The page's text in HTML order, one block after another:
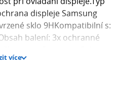
displeje Samsung
sklo 9HKompatibilní s:
balení: 3x ochranné
skla na displej
být ilustrativní.
více